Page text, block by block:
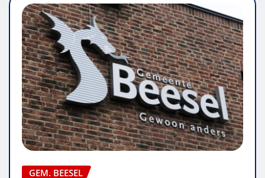
GEM. BEESEL